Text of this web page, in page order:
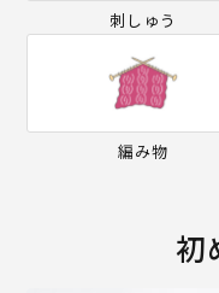
刺しゅう
編み物
初